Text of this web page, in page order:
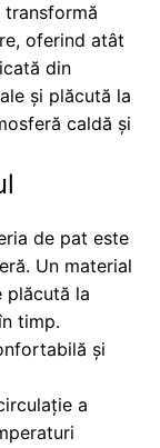
transformă
oferind atât
din
și plăcută la
caldă și
de pat este
Un material
plăcută la
timp.
și
a